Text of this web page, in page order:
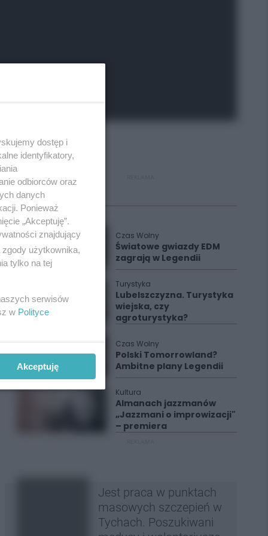
Polecane
Czas Wolny
Światowe gwiazdy EDM
zagrają w Legendii
Turystyka
Lubelszczyzna. Turystyka
wiejska, czy
agroturystyka?
Czas Wolny
Polski Tomorrowland?
Ambitne plany Legendii
Kultura
Almanach jazzmanów
„Jazzmani o improwizacji"
– premiera
Jest praca w punktach
masowych szczepień w
Tychach. Poszukiwani
dostęp i
identyfikatory,
odbiorców oraz
danych
Ponieważ
„Akceptuję”.
znajdujący
użytkownika,
tylko na tej
serwisów
w Polityce
Akceptuję